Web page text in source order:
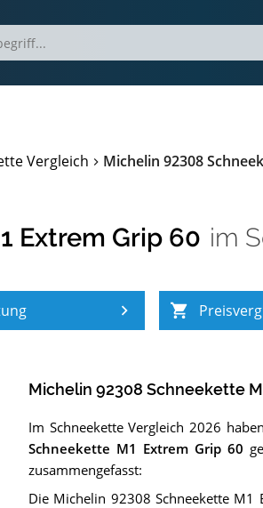
Vergleich Michelin 92308
Extrem Grip 60 im
Michelin 92308 Schneekette
Im Schneekette Vergleich 2026
Schneekette M1 Extrem Grip 60
zusammengefasst:
Die Michelin 92308 Schneekette